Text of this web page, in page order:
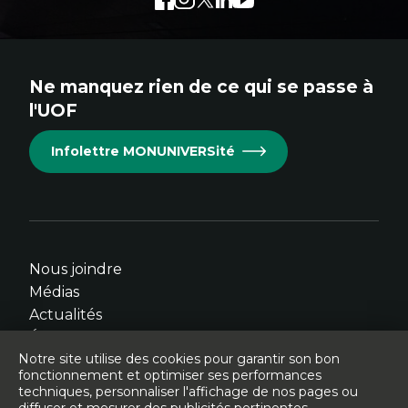
Cet
s'ouvrira
dans
fenêtre.
Cet
s'ouvrira
dans
fenêtre.
Cet
s'ouvrira
dans
fenêtre.
Cet
s'ouvrira
dans
fenêtre.
Cet
s'ouvrira
dans
fenêtre.
Ne manquez rien de ce qui se passe à
l'UOF
Infolettre MONUNIVERSité
Nous joindre
Médias
Actualités
Notre site utilise des cookies pour garantir son bon
fonctionnement et optimiser ses performances
techniques, personnaliser l'affichage de nos pages ou